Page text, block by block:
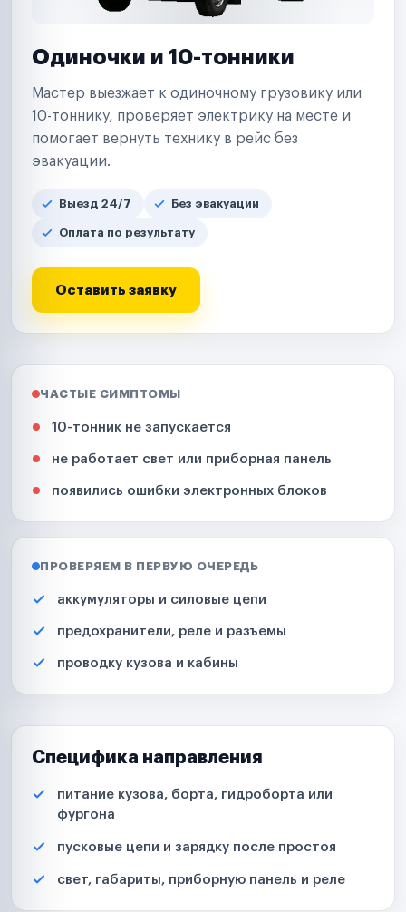
Одиночки и 10-тонники
Мастер выезжает к одиночному грузовику или
10-тоннику, проверяет электрику на месте и
помогает вернуть технику в рейс без
эвакуации.
Выезд 24/7 Без эвакуации
Оплата по результату
Оставить заявку
ЧАСТЫЕ СИМПТОМЫ
10-тонник не запускается
не работает свет или приборная панель
появились ошибки электронных блоков
ПРОВЕРЯЕМ В ПЕРВУЮ ОЧЕРЕДЬ
аккумуляторы и силовые цепи
предохранители, реле и разъемы
проводку кузова и кабины
Специфика направления
питание кузова, борта, гидроборта или
фургона
пусковые цепи и зарядку после простоя
свет, габариты, приборную панель и реле